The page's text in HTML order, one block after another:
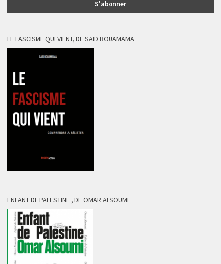
LE FASCISME QUI VIENT, DE SAÏD BOUAMAMA
ENFANT DE PALESTINE , DE OMAR ALSOUMI